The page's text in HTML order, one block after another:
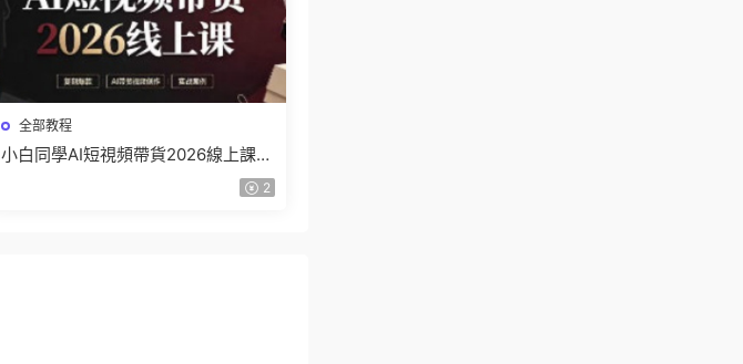
全部教程
小白同學AI短視頻帶貨2026線上課
2